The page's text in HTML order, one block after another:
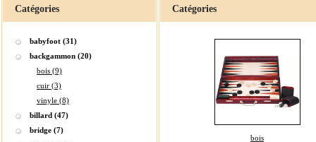
Catégories
babyfoot (31)
backgammon (20)
bois (9)
cuir (3)
vinyle (8)
billard (47)
bridge (7)
Catégories
bois